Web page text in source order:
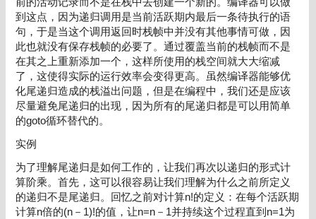
到这点，因为递归调用是当前活跃期内最后一条待执行的语
句，于是当这个调用返回时栈帧中并没有其他事情可做，因
此也就没有保存栈帧的必要了。通过覆盖当前的栈帧而不是
在其之上重新添加一个，这样所使用的栈空间就大大缩减
了，这使得实际的运行效率会变得更高。虽然编译器能够优
化尾递归造成的栈溢出问题，但是在编程中，我们还是应该
尽量避免尾递归的出现，因为所有的尾递归都是可以用简单
的goto循环替代的。
实例
为了理解尾递归是如何工作的，让我们再次以递归的形式计
算阶乘。首先，这可以很容易让我们理解为什么之前所定义
的递归不是尾递归。回忆之前对计算n!的定义：在每个活跃期
计算n倍的(n－1)!的值，让n=n－1并持续这个过程直到n=1为